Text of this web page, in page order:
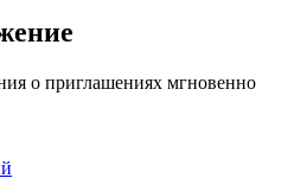
о приглашениях мгновенно